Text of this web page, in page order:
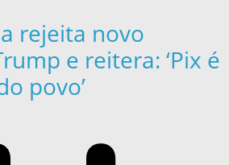
rejeita novo
e reitera: ‘Pix é
povo’